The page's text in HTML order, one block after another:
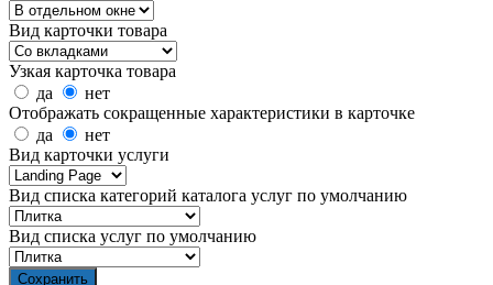
Вид карточки товара
Узкая карточка товара
да
нет
Отображать сокращенные характеристики в карточке
да
нет
Вид карточки услуги
Вид списка категорий каталога услуг по умолчанию
Вид списка услуг по умолчанию